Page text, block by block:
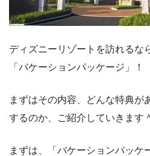
ディズニーリゾートを訪れるな
「バケーションパッケージ」！
まずはその内容、どんな特典が
するのか、ご紹介していきます
まずは、「バケーションパッケ